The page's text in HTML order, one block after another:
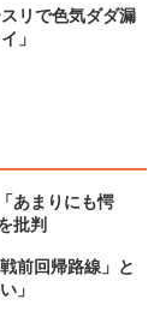
リで色気ダダ漏
」
あまりにも愕
批判
前回帰路線」と
」